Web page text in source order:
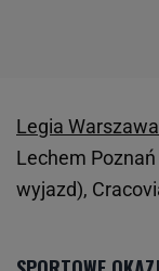
Legia Warszawa
Lechem
wyjazd),